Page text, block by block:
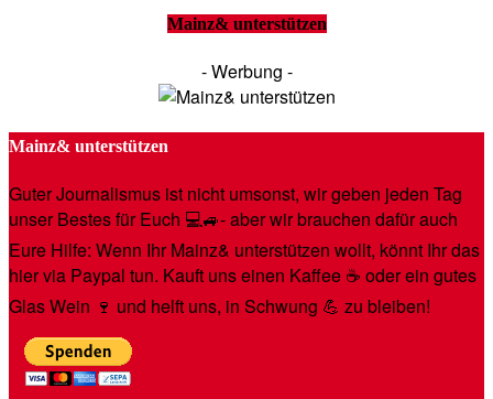
Mainz& unterstützen
- Werbung -
Mainz& unterstützen
Guter Journalismus ist nicht umsonst, wir geben jeden Tag
unser Bestes für Euch 💻🚙- aber wir brauchen dafür auch
Eure Hilfe: Wenn Ihr Mainz& unterstützen wollt, könnt Ihr das
hier via Paypal tun. Kauft uns einen Kaffee ☕️ oder ein gutes
Glas Wein 🍷 und helft uns, in Schwung 💪 zu bleiben!